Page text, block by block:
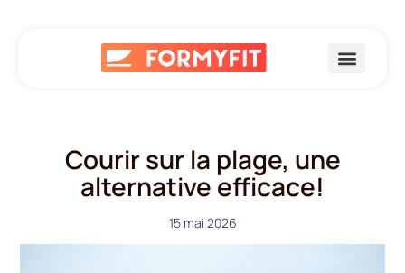
Courir sur la plage, une
alternative efficace!
15 mai 2026